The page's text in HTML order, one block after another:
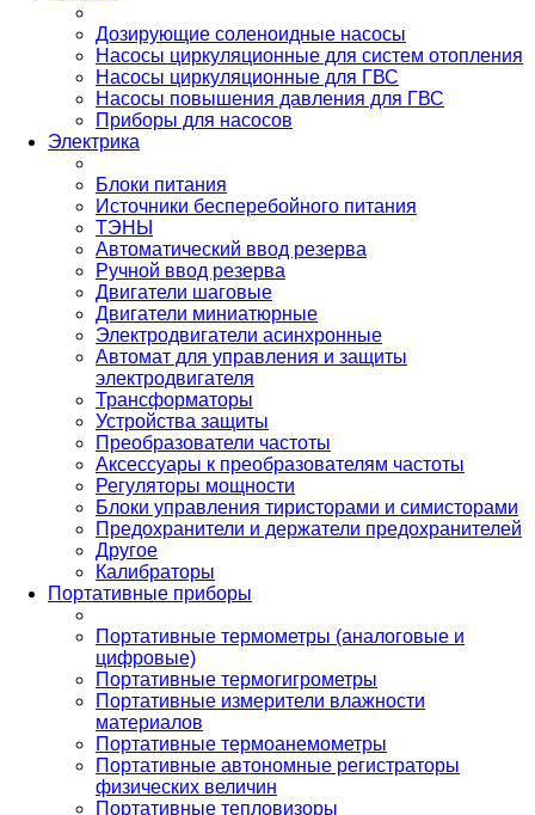
Дозирующие соленоидные насосы
Насосы циркуляционные для систем отопления
Насосы циркуляционные для ГВС
Насосы повышения давления для ГВС
Приборы для насосов
Электрика
Блоки питания
Источники бесперебойного питания
ТЭНЫ
Автоматический ввод резерва
Ручной ввод резерва
Двигатели шаговые
Двигатели миниатюрные
Электродвигатели асинхронные
Автомат для управления и защиты
электродвигателя
Трансформаторы
Устройства защиты
Преобразователи частоты
Аксессуары к преобразователям частоты
Регуляторы мощности
Блоки управления тиристорами и симисторами
Предохранители и держатели предохранителей
Другое
Калибраторы
Портативные приборы
Портативные термометры (аналоговые и
цифровые)
Портативные термогигрометры
Портативные измерители влажности
материалов
Портативные термоанемометры
Портативные автономные регистраторы
физических величин
Портативные тепловизоры